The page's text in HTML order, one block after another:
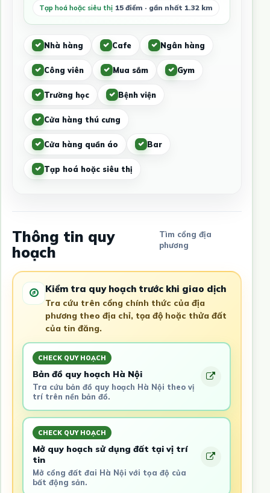
Tạp hoá hoặc siêu thị 15 điểm · gần nhất 1.32 km
Nhà hàng Cafe Ngân hàng
Công viên Mua sắm Gym
Trường học Bệnh viện
Cửa hàng thú cưng
Cửa hàng quần áo Bar
Tạp hoá hoặc siêu thị
Thông tin quy
hoạch
Tìm cổng địa
phương
Kiểm tra quy hoạch trước khi giao dịch
Tra cứu trên cổng chính thức của địa
phương theo địa chỉ, tọa độ hoặc thửa đất
của tin đăng.
CHECK QUY HOẠCH
Bản đồ quy hoạch Hà Nội
Tra cứu bản đồ quy hoạch Hà Nội theo vị
trí trên nền bản đồ.
CHECK QUY HOẠCH
Mở quy hoạch sử dụng đất tại vị trí
tin
Mở cổng đất đai Hà Nội với tọa độ của
bất động sản.